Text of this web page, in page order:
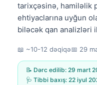
tarixçəsinə, hamiləlik
ehtiyaclarına uyğun
biləcək qan analizləri
📖 ~10-12 dəqiqə📅 29
📝 Dərc edilib: 29 mart
🩺 Tibbi baxış: 22 iyul